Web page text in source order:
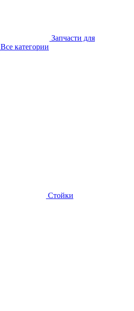
Запчасти для
Все категории
Стойки